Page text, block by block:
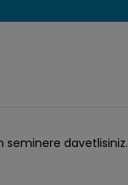
seminere davetlisiniz.